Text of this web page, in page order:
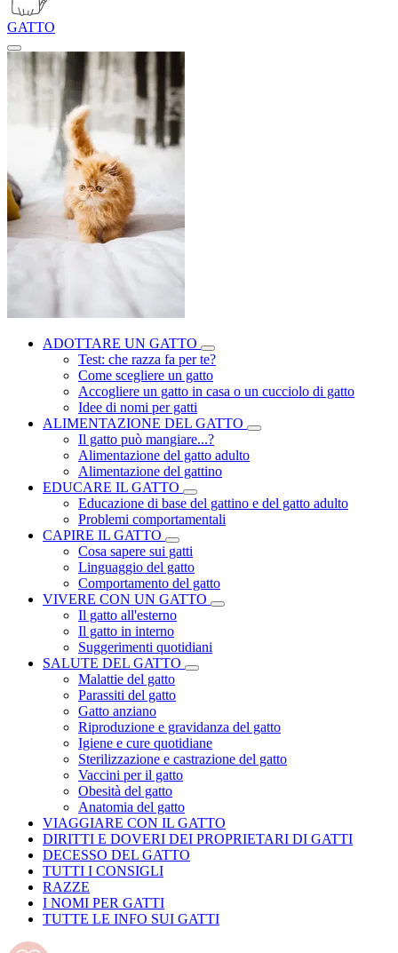
GATTO
ADOTTARE UN GATTO
Test: che razza fa per te?
Come scegliere un gatto
Accogliere un gatto in casa o un cucciolo di gatto
Idee di nomi per gatti
ALIMENTAZIONE DEL GATTO
Il gatto può mangiare...?
Alimentazione del gatto adulto
Alimentazione del gattino
EDUCARE IL GATTO
Educazione di base del gattino e del gatto adulto
Problemi comportamentali
CAPIRE IL GATTO
Cosa sapere sui gatti
Linguaggio del gatto
Comportamento del gatto
VIVERE CON UN GATTO
Il gatto all'esterno
Il gatto in interno
Suggerimenti quotidiani
SALUTE DEL GATTO
Malattie del gatto
Parassiti del gatto
Gatto anziano
Riproduzione e gravidanza del gatto
Igiene e cure quotidiane
Sterilizzazione e castrazione del gatto
Vaccini per il gatto
Obesità del gatto
Anatomia del gatto
VIAGGIARE CON IL GATTO
DIRITTI E DOVERI DEI PROPRIETARI DI GATTI
DECESSO DEL GATTO
TUTTI I CONSIGLI
RAZZE
I NOMI PER GATTI
TUTTE LE INFO SUI GATTI